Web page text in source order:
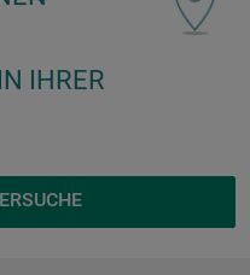
IHRER